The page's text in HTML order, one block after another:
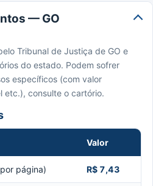
— GO
Tribunal de Justiça de GO e
do estado. Podem sofrer
específicos (com valor
etc.), consulte o cartório.
Valor
página) R$ 7,43